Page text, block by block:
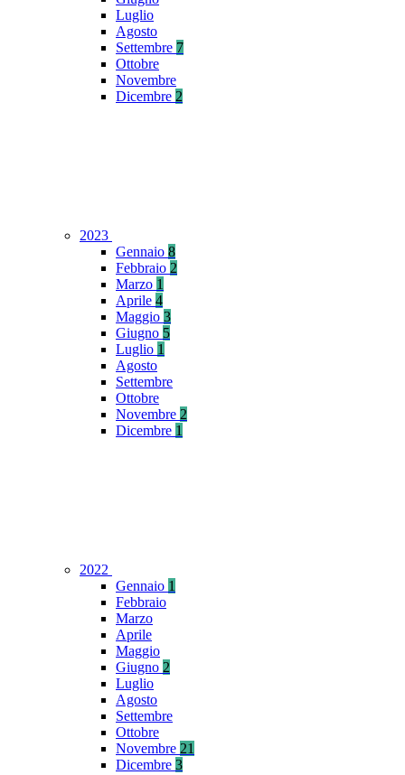
Luglio
Agosto
Settembre 7
Ottobre
Novembre
Dicembre 2
2023
Gennaio 8
Febbraio 2
Marzo 1
Aprile 4
Maggio 3
Giugno 5
Luglio 1
Agosto
Settembre
Ottobre
Novembre 2
Dicembre 1
2022
Gennaio 1
Febbraio
Marzo
Aprile
Maggio
Giugno 2
Luglio
Agosto
Settembre
Ottobre
Novembre 21
Dicembre 3